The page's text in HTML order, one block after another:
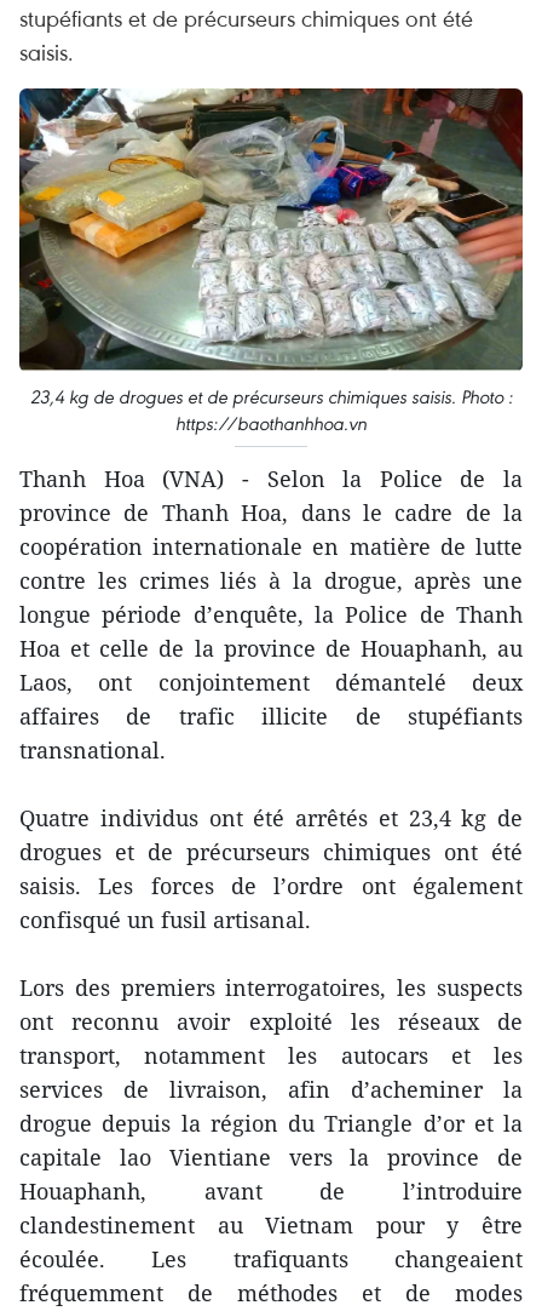
stupéfiants et de précurseurs chimiques ont été
saisis.
23,4 kg de drogues et de précurseurs chimiques saisis. Photo :
https://baothanhhoa.vn
Thanh Hoa (VNA) - Selon la Police de la
province de Thanh Hoa, dans le cadre de la
coopération internationale en matière de lutte
contre les crimes liés à la drogue, après une
longue période d’enquête, la Police de Thanh
Hoa et celle de la province de Houaphanh, au
Laos, ont conjointement démantelé deux
affaires de trafic illicite de stupéfiants
transnational.
Quatre individus ont été arrêtés et 23,4 kg de
drogues et de précurseurs chimiques ont été
saisis. Les forces de l’ordre ont également
confisqué un fusil artisanal.
Lors des premiers interrogatoires, les suspects
ont reconnu avoir exploité les réseaux de
transport, notamment les autocars et les
services de livraison, afin d’acheminer la
drogue depuis la région du Triangle d’or et la
capitale lao Vientiane vers la province de
Houaphanh, avant de l’introduire
clandestinement au Vietnam pour y être
écoulée. Les trafiquants changeaient
fréquemment de méthodes et de modes